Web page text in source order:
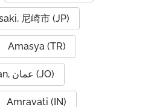
尼崎市 (JP)
Amasya (TR)
Amman, عمان (JO)
Amravati (IN)